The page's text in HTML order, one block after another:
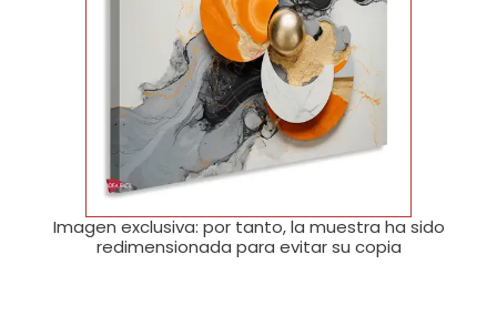
Imagen exclusiva: por tanto, la muestra ha sido
redimensionada para evitar su copia